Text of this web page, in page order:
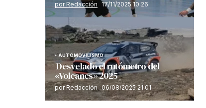
por Redacción 17/11/2025 10:26
AUTOMOVILISMO
Desvelado el rutómetro del
«Volcanes» 2025
por Redacción 06/08/2025 21:01